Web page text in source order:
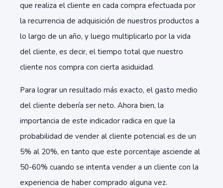
que realiza el cliente en cada compra efectuada por
la recurrencia de adquisición de nuestros productos a
lo largo de un año, y luego multiplicarlo por la vida
del cliente, es decir, el tiempo total que nuestro
cliente nos compra con cierta asiduidad.
Para lograr un resultado más exacto, el gasto medio
del cliente debería ser neto. Ahora bien, la
importancia de este indicador radica en que la
probabilidad de vender al cliente potencial es de un
5% al 20%, en tanto que este porcentaje asciende al
50-60% cuando se intenta vender a un cliente con la
experiencia de haber comprado alguna vez.